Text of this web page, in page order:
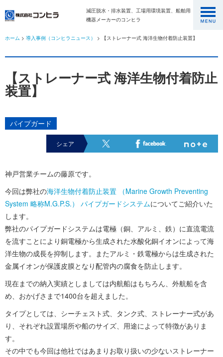
減圧脱水・排水装置、工場用環境装置、船舶用
機器メーカーのコンヒラ
ホーム > 導入事例（コンヒラニュース） > 【ストレーナー式 海洋生物付着防止装置】
【ストレーナー式 海洋生物付着防止
装置】
パイプガード
シェア
神戸営業チームの藤原です。
今回は弊社の海洋生物付着防止装置 （Marine Growth Preventing
System 略称M.G.P.S.） パイプガードシステムについてご紹介いた
します。
弊社のパイプガードシステムは電極（銅、アルミ、鉄）に直流電流
を流すことにより銅電極から生成された水酸化銅イオンによって海
洋生物の成長を抑制します。またアルミ・鉄電極からは生成された
金属イオンが保護皮膜となり配管内の腐食を防止します。
現在までの納入実績としましては内航船はもちろん、外航船を含
め、おかげさまで1400台を超えました。
タイプとしては、シーチェスト式、タンク式、ストレーナー式があ
り、それぞれ設置場所や船のサイズ、用途によって特徴がありま
す。
その中でも今回は他社ではあまりお取り扱いの少ないストレーナー